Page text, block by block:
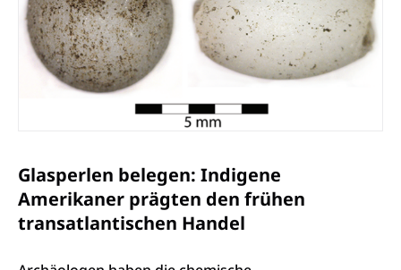
Glasperlen belegen: Indigene
Amerikaner prägten den frühen
transatlantischen Handel